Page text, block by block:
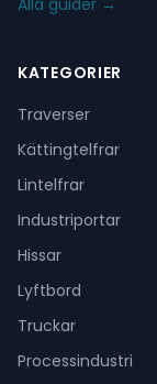
Alla guider →
KATEGORIER
Traverser
Kättingtelfrar
Lintelfrar
Industriportar
Hissar
Lyftbord
Truckar
Processindustri